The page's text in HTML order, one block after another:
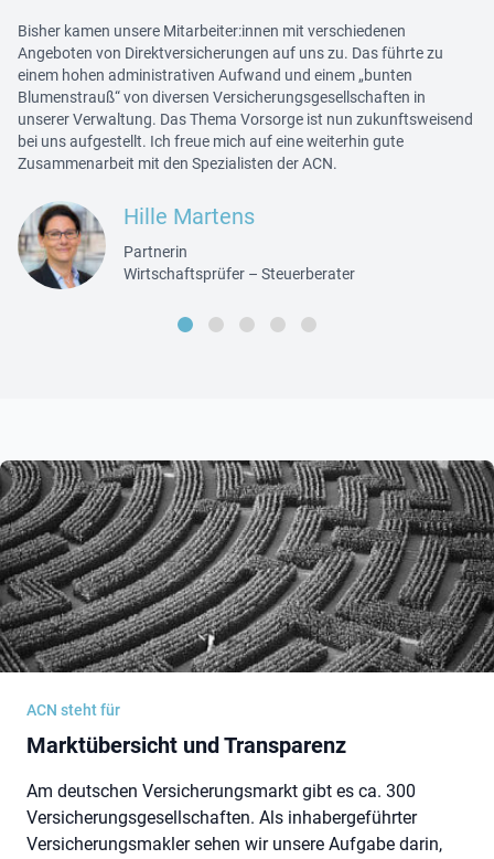
Bisher kamen unsere Mitarbeiter:innen mit verschiedenen
Angeboten von Direktversicherungen auf uns zu. Das führte zu
einem hohen administrativen Aufwand und einem „bunten
Blumenstrauß“ von diversen Versicherungsgesellschaften in
unserer Verwaltung. Das Thema Vorsorge ist nun zukunftsweisend
bei uns aufgestellt. Ich freue mich auf eine weiterhin gute
Zusammenarbeit mit den Spezialisten der ACN.
Hille Martens
Partnerin
Wirtschaftsprüfer – Steuerberater
ACN steht für
Marktübersicht und Transparenz
Am deutschen Versicherungsmarkt gibt es ca. 300
Versicherungsgesellschaften. Als inhabergeführter
Versicherungsmakler sehen wir unsere Aufgabe darin,